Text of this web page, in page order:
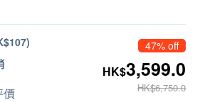
價
47% off
HK$3,599.0
HK$6,750.0